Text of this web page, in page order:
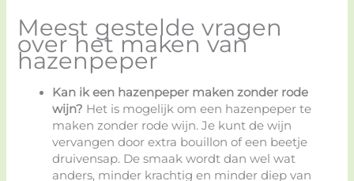
Meest gestelde vragen
over het maken van
hazenpeper
Kan ik een hazenpeper maken zonder rode
wijn? Het is mogelijk om een hazenpeper te
maken zonder rode wijn. Je kunt de wijn
vervangen door extra bouillon of een beetje
druivensap. De smaak wordt dan wel wat
anders, minder krachtig en minder diep van